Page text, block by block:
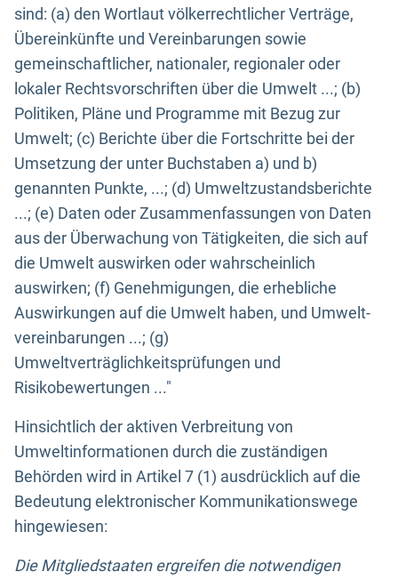
sind: (a) den Wortlaut völkerrechtlicher Verträge,
Übereinkünfte und Vereinbarungen sowie
gemeinschaftlicher, nationaler, regionaler oder
lokaler Rechtsvorschriften über die Umwelt ...; (b)
Politiken, Pläne und Programme mit Bezug zur
Umwelt; (c) Berichte über die Fortschritte bei der
Umsetzung der unter Buchstaben a) und b)
genannten Punkte, ...; (d) Umweltzustandsberichte
...; (e) Daten oder Zusammenfassungen von Daten
aus der Überwachung von Tätigkeiten, die sich auf
die Umwelt auswirken oder wahrscheinlich
auswirken; (f) Genehmigungen, die erhebliche
Auswirkungen auf die Umwelt haben, und Umwelt-
vereinbarungen ...; (g)
Umweltverträglichkeitsprüfungen und
Risikobewertungen ..."
Hinsichtlich der aktiven Verbreitung von
Umweltinformationen durch die zuständigen
Behörden wird in Artikel 7 (1) ausdrücklich auf die
Bedeutung elektronischer Kommunikationswege
hingewiesen:
Die Mitgliedstaaten ergreifen die notwendigen